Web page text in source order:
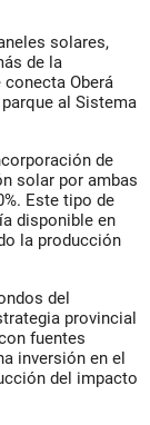
solares,
de la
conecta Oberá
al Sistema
de
solar por ambas
Este tipo de
disponible en
la producción
del
provincial
fuentes
inversión en el
del impacto